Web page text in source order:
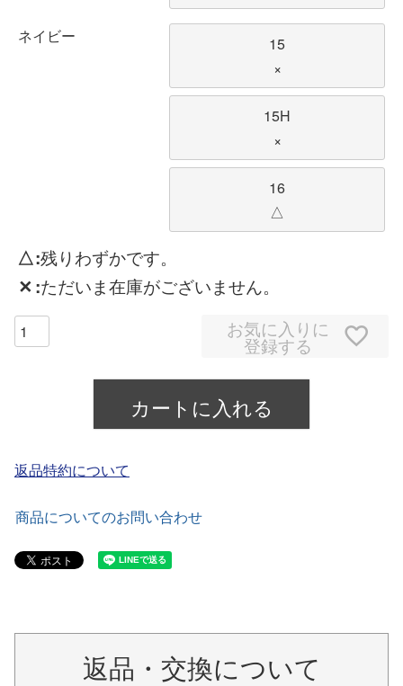
ネイビー
15
×
15H
×
16
△
△ 残りわずかです。
✕ ただいま在庫がございません。
お気に入りに
登録する
カートに入れる
返品特約について
商品についてのお問い合わせ
返品・交換について